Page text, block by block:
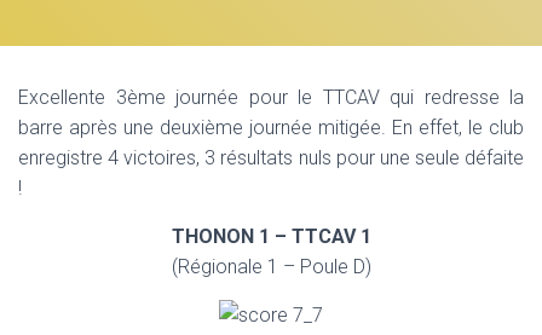
V
I
G
Excellente 3ème journée pour le TTCAV qui redresse la
barre après une deuxième journée mitigée. En effet, le club
enregistre 4 victoires, 3 résultats nuls pour une seule défaite
!
THONON 1 – TTCAV 1
(Régionale 1 – Poule D)